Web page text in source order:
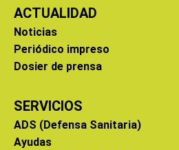
ACTUALIDAD
Noticias
Periódico impreso
Dosier de prensa
SERVICIOS
ADS (Defensa Sanitaria)
Ayudas